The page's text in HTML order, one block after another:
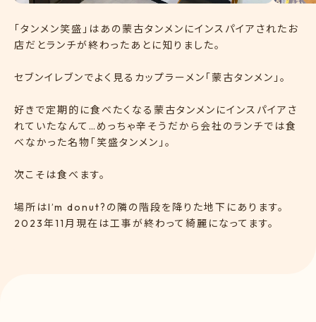
「タンメン笑盛」はあの蒙古タンメンにインスパイアされたお
店だとランチが終わったあとに知りました。
セブンイレブンでよく見るカップラーメン「蒙古タンメン」。
好きで定期的に食べたくなる蒙古タンメンにインスパイアさ
れていたなんて…めっちゃ辛そうだから会社のランチでは食
べなかった名物「笑盛タンメン」。
次こそは食べます。
場所はI’m donut?の隣の階段を降りた地下にあります。
2023年11月現在は工事が終わって綺麗になってます。